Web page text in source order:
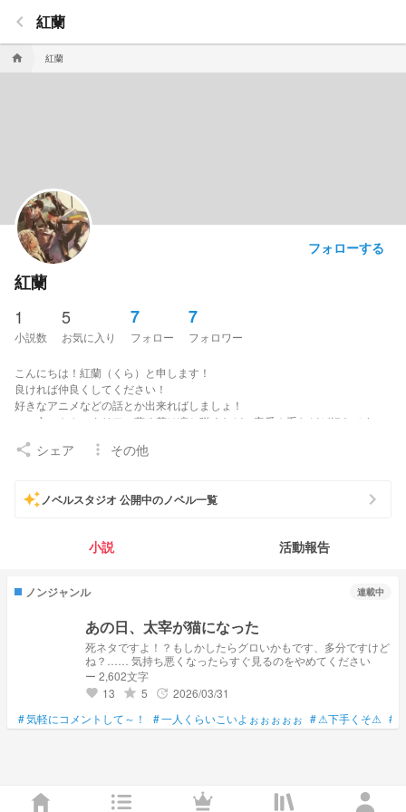
home 紅蘭
keyboard_arrow_left 紅蘭
フォローする
紅蘭
1
小説数
5
お気に入り
7
フォロー
7
フォロワー
こんにちは！紅蘭（くら）と申します！
良ければ仲良くしてください！
好きなアニメなどの話とか出来ればしましょ！
ぁ、文ストやヘタリア、薫る花は凛と咲くなどの定番？系などが好きです
share シェア more_vert その他
auto_awesomeノベルスタジオ 公開中のノベル一覧 chevron_right
小説 活動報告
ノンジャンル 連載中
あの日、太宰が猫になった
死ネタですよ！？もしかしたらグロいかもです、多分ですけど
ね？…… 気持ち悪くなったらすぐ見るのをやめてください
ー 2,602文字
favorite 13 grade 5 update 2026/03/31
#気軽にコメントして～！ #一人くらいこいよぉぉぉぉぉ #⚠下手くそ⚠ #